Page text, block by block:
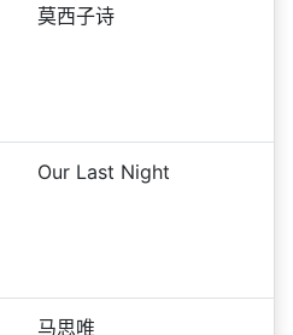
莫西子诗
Our Last Night
马思唯